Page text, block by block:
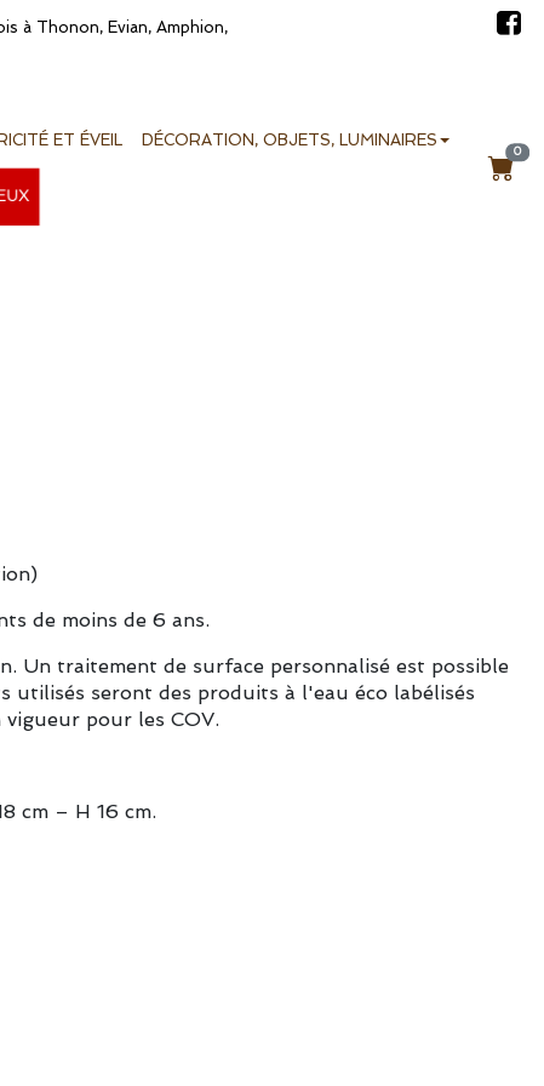
à Thonon, Evian, Amphion,
ET ÉVEIL DÉCORATION, OBJETS, LUMINAIRES
0
de moins de 6 ans.
Un traitement de surface personnalisé est possible
utilisés seront des produits à l'eau éco labélisés
pour les COV.
cm – H 16 cm.